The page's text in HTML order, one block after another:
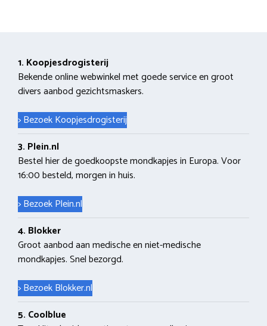
1. Koopjesdrogisterij
Bekende online webwinkel met goede service en groot
divers aanbod gezichtsmaskers.
> Bezoek Koopjesdrogisterij
3. Plein.nl
Bestel hier de goedkoopste mondkapjes in Europa. Voor
16:00 besteld, morgen in huis.
> Bezoek Plein.nl
4. Blokker
Groot aanbod aan medische en niet-medische
mondkapjes. Snel bezorgd.
> Bezoek Blokker.nl
5. Coolblue